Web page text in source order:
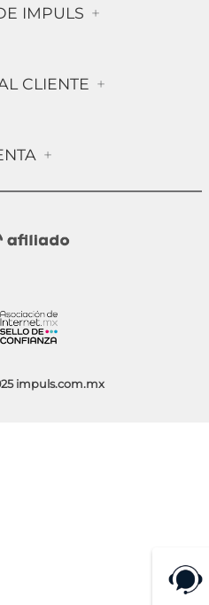
IMPULS +
Segura
CLIENTE +
Devolución
+
Impuls
impuls.com.mx